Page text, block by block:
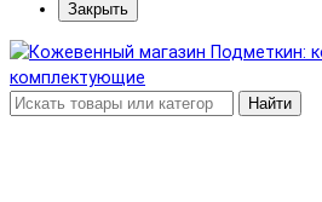
Закрыть
Найти